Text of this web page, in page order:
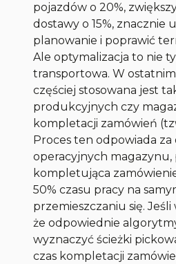
pojazdów o 20%,
dostawy o 15%, znacznie
planowanie i poprawić
Ale optymalizacja to nie
transportowa. W ostatnim
częściej stosowana jest
produkcyjnych czy
kompletacji zamówień
Proces ten odpowiada za
operacyjnych magazynu,
kompletująca
50% czasu pracy na
przemieszczaniu się.
że odpowiednie
wyznaczyć ścieżki
czas kompletacji